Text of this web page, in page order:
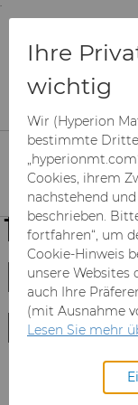
;
and information
Produkte
Can
Branchen &
Luft-
Leistungen
EMO Hannover
EMO
Ihre
wichtig
Wir (Hyperion
bestimmte Dritte
Cookies, ihrem
nachstehend
beschrieben.
fortfahren“, um
Cookie-Hinweis
unsere Websites
auch Ihre
(mit Ausnahme
Lesen Sie mehr